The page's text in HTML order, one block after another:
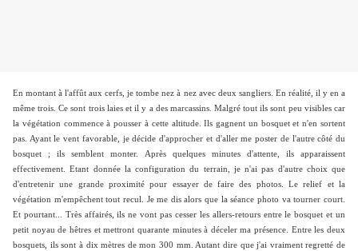
En montant à l'affût aux cerfs, je tombe nez à nez avec deux sangliers. En réalité, il y en a
même trois. Ce sont trois laies et il y a des marcassins. Malgré tout ils sont peu visibles car
la végétation commence à pousser à cette altitude. Ils gagnent un bosquet et n'en sortent
pas. Ayant le vent favorable, je décide d'approcher et d'aller me poster de l'autre côté du
bosquet ; ils semblent monter. Après quelques minutes d'attente, ils apparaissent
effectivement. Etant donnée la configuration du terrain, je n'ai pas d'autre choix que
d'entretenir une grande proximité pour essayer de faire des photos. Le relief et la
végétation m'empêchent tout recul. Je me dis alors que la séance photo va tourner court.
Et pourtant... Très affairés, ils ne vont pas cesser les allers-retours entre le bosquet et un
petit noyau de hêtres et mettront quarante minutes à déceler ma présence. Entre les deux
bosquets, ils sont à dix mètres de mon 300 mm. Autant dire que j'ai vraiment regretté de